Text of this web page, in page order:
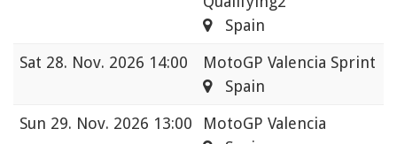
Spain
Sat 28. Nov. 2026 14:00
MotoGP Valencia Sprint
Spain
Sun 29. Nov. 2026 13:00
MotoGP Valencia